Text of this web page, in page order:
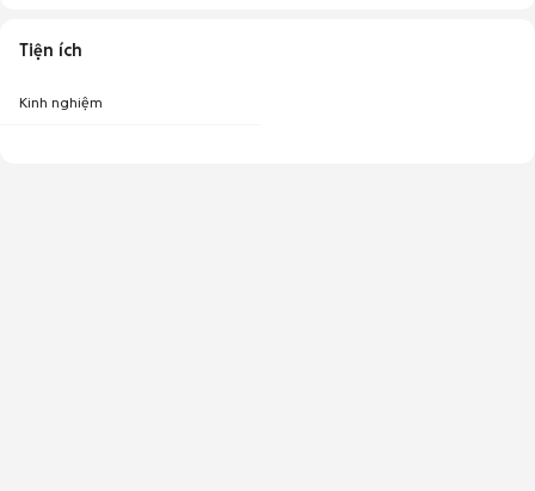
Tiện ích
Kinh nghiệm